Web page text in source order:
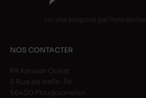
Un site proposé par l'entreprise
NOS CONTACTER
PA Keneah Ouest
5 Rue de belle-Île
56400 Plougoumelen